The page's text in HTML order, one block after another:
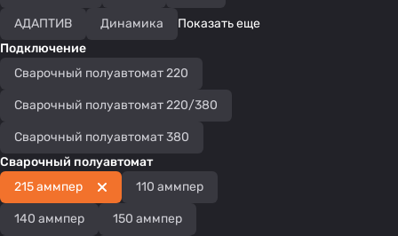
АДАПТИВ Динамика
Показать еще
Подключение
Сварочный полуавтомат 220
Сварочный полуавтомат 220/380
Сварочный полуавтомат 380
Сварочный полуавтомат
110 аммпер
140 аммпер 150 аммпер
215 аммпер